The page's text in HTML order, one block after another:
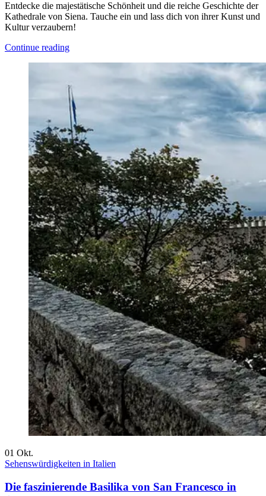
Entdecke die majestätische Schönheit und die reiche Geschichte der
Kathedrale von Siena. Tauche ein und lass dich von ihrer Kunst und
Kultur verzaubern!
Continue reading
01 Okt.
Sehenswürdigkeiten in Italien
Die faszinierende Basilika von San Francesco in